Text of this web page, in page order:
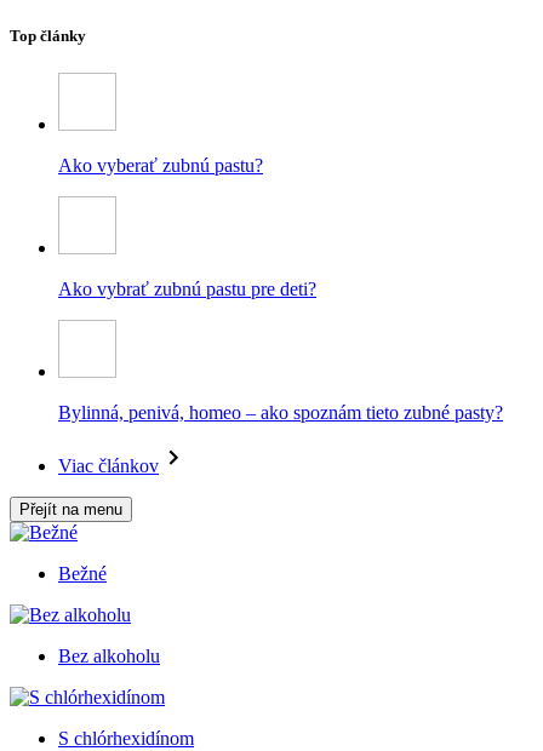
Top články
Ako vyberať zubnú pastu?
Ako vybrať zubnú pastu pre deti?
Bylinná, penivá, homeo – ako spoznám tieto zubné pasty?
Viac článkov
Přejít na menu
Bežné
Bez alkoholu
S chlórhexidínom